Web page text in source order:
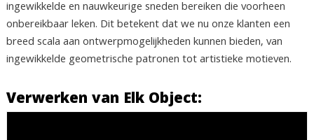
ingewikkelde en nauwkeurige sneden bereiken die voorheen
onbereikbaar leken. Dit betekent dat we nu onze klanten een
breed scala aan ontwerpmogelijkheden kunnen bieden, van
ingewikkelde geometrische patronen tot artistieke motieven.
Verwerken van Elk Object: